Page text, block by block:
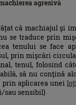
agresivă
că machiajul și
nu se traduce prin
tenului se face
prin mișcări
tenul, folosind
să nu conțină
aplicarea unei
sau sensibil)